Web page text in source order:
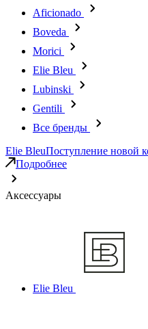
Aficionado
Boveda
Morici
Elie Bleu
Lubinski
Gentili
Все бренды
Elie BleuПоступление новой
Подробнее
Аксессуары
Elie Bleu